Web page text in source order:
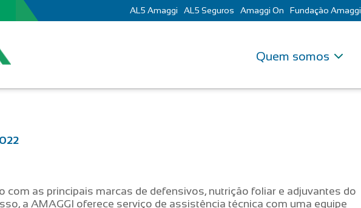
AL5 Amaggi AL5 Seguros Amaggi On Fundação Amaggi
Quem somos
com as principais marcas de defensivos, nutrição foliar e adjuvantes do
a AMAGGI oferece serviço de assistência técnica com uma equipe